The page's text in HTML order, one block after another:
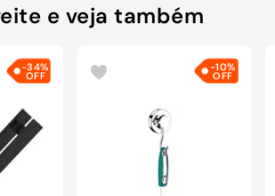
e veja também
-34% -10%